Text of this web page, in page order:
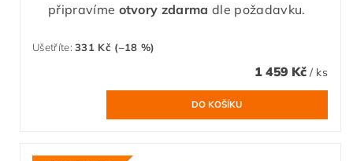
připravíme otvory zdarma dle požadavku.
Ušetříte:331 Kč (–18 %)
1 459 Kč / ks